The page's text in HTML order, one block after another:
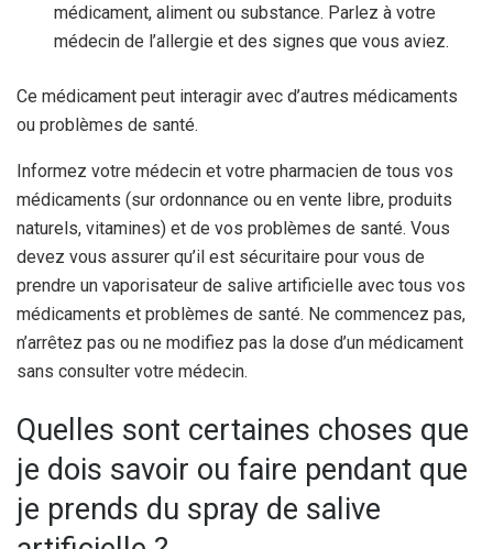
médicament, aliment ou substance. Parlez à votre
médecin de l’allergie et des signes que vous aviez.
Ce médicament peut interagir avec d’autres médicaments
ou problèmes de santé.
Informez votre médecin et votre pharmacien de tous vos
médicaments (sur ordonnance ou en vente libre, produits
naturels, vitamines) et de vos problèmes de santé. Vous
devez vous assurer qu’il est sécuritaire pour vous de
prendre un vaporisateur de salive artificielle avec tous vos
médicaments et problèmes de santé. Ne commencez pas,
n’arrêtez pas ou ne modifiez pas la dose d’un médicament
sans consulter votre médecin.
Quelles sont certaines choses que
je dois savoir ou faire pendant que
je prends du spray de salive